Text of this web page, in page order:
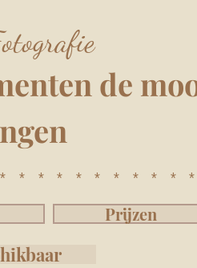
de
en
Prijzen